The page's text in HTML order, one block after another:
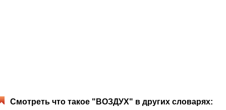
Смотреть что такое "ВОЗДУХ" в других словарях: